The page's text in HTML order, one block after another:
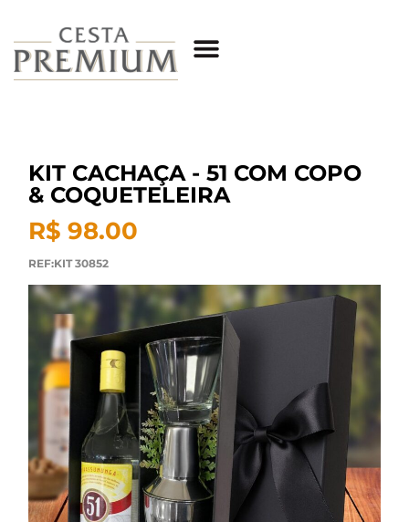
KIT CACHAÇA - 51 COM COPO
& COQUETELEIRA
R$ 98.00
REF:KIT 30852